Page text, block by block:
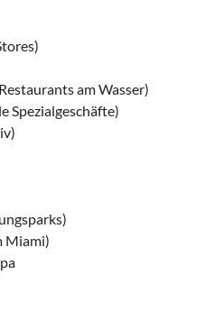
am Wasser)
Spezialgeschäfte)
Miami)